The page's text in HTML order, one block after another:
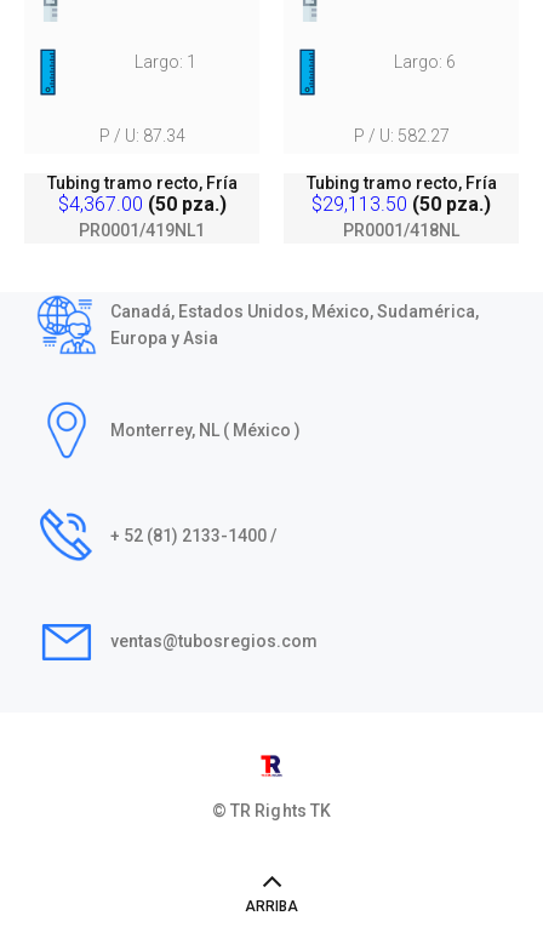
Largo: 1
P / U: 87.34
Tubing tramo recto, Fría
$4,367.00 (50 pza.)
PR0001/419NL1
Largo: 6
P / U: 582.27
Tubing tramo recto, Fría
$29,113.50 (50 pza.)
PR0001/418NL
Canadá, Estados Unidos, México, Sudamérica,
Europa y Asia
Monterrey, NL ( México )
+ 52 (81) 2133-1400 /
ventas@tubosregios.com
© TR RightsTK
ARRIBA